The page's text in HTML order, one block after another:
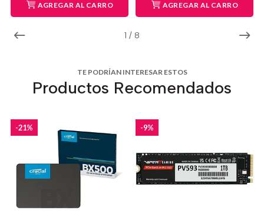
1 / 8
AGREGAR AL CARRO AGREGAR AL CARRO
TE PODRÍAN INTERESAR ESTOS
Productos Recomendados
-21% -9%